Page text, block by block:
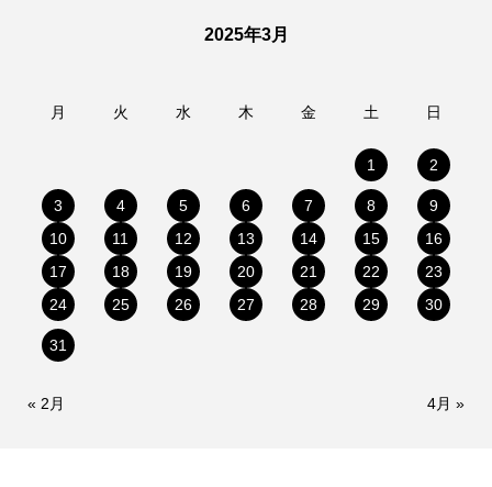
2025年3月
月 火 水 木 金 土 日
1 2
3 4 5 6 7 8
9
10
11 12 13 14 15
16
17
18 19 20 21 22
23
24
25 26 27 28 29 30
31
« 2月 4月 »